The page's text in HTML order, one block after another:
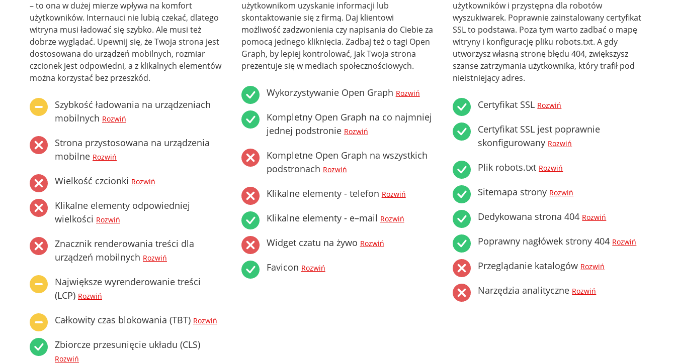
– to ona w dużej mierze wpływa na komfort
użytkowników. Internauci nie lubią czekać, dlatego
witryna musi ładować się szybko. Ale musi też
dobrze wyglądać. Upewnij się, że Twoja strona jest
dostosowana do urządzeń mobilnych, rozmiar
czcionek jest odpowiedni, a z klikalnych elementów
można korzystać bez przeszkód.
Szybkość ładowania na urządzeniach
mobilnych Rozwiń
Strona przystosowana na urządzenia
mobilne Rozwiń
Wielkość czcionki Rozwiń
Klikalne elementy odpowiedniej
wielkości Rozwiń
Znacznik renderowania treści dla
urządzeń mobilnych Rozwiń
Największe wyrenderowanie treści
(LCP) Rozwiń
Całkowity czas blokowania (TBT) Rozwiń
Zbiorcze przesunięcie układu (CLS)
Rozwiń
użytkownikom uzyskanie informacji lub
skontaktowanie się z firmą. Daj klientowi
możliwość zadzwonienia czy napisania do Ciebie za
pomocą jednego kliknięcia. Zadbaj też o tagi Open
Graph, by lepiej kontrolować, jak Twoja strona
prezentuje się w mediach społecznościowych.
Wykorzystywanie Open Graph Rozwiń
Kompletny Open Graph na co najmniej
jednej podstronie Rozwiń
Kompletne Open Graph na wszystkich
podstronach Rozwiń
Klikalne elementy - telefon Rozwiń
Klikalne elementy - e–mail Rozwiń
Widget czatu na żywo Rozwiń
Favicon Rozwiń
użytkowników i przystępna dla robotów
wyszukiwarek. Poprawnie zainstalowany certyfikat
SSL to podstawa. Poza tym warto zadbać o mapę
witryny i konfigurację pliku robots.txt. A gdy
utworzysz własną stronę błędu 404, zwiększysz
szanse zatrzymania użytkownika, który trafił pod
nieistniejący adres.
Certyfikat SSL Rozwiń
Certyfikat SSL jest poprawnie
skonfigurowany Rozwiń
Plik robots.txt Rozwiń
Sitemapa strony Rozwiń
Dedykowana strona 404 Rozwiń
Poprawny nagłówek strony 404 Rozwiń
Przeglądanie katalogów Rozwiń
Narzędzia analityczne Rozwiń